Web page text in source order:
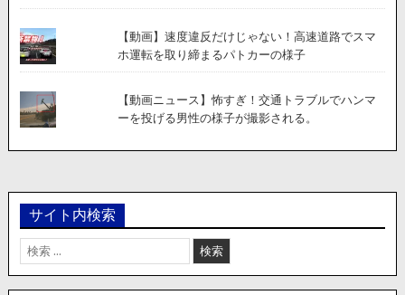
【動画】速度違反だけじゃない！高速道路でスマ
ホ運転を取り締まるパトカーの様子
【動画ニュース】怖すぎ！交通トラブルでハンマ
ーを投げる男性の様子が撮影される。
サイト内検索
検
索: